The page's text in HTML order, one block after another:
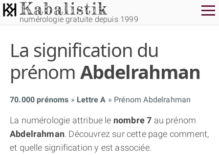
numérologie gratuite depuis 1999
La signification du
prénom Abdelrahman
70.000 prénoms Lettre A Prénom Abdelrahman
La numérologie attribue le nombre 7 au prénom
Abdelrahman. Découvrez sur cette page comment,
et quelle signification y est associée.
THÈME GRATUIT
THÈME NUMÉROLOGIQUE APPROFONDI